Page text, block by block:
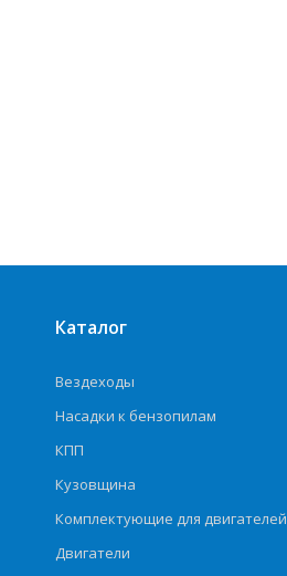
Каталог
Вездеходы
Насадки к бензопилам
КПП
Кузовщина
Комплектующие для двигателей
Двигатели